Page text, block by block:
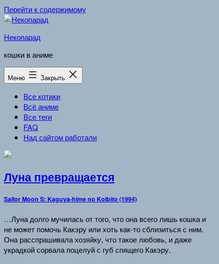
Перейти к содержимому
Некопарад
кошки в аниме
Меню Закрыть
Все котики
Всё аниме
Все теги
FAQ
Над сайтом работали
Луна превращается
Sailor Moon S: Kaguya-hime no Koibito (1994)
…Луна долго мучилась от того, что она всего лишь кошка и
не может помочь Какэру или хоть как-то сблизиться с ним.
Она расспрашивала хозяйку, что такое любовь, и даже
украдкой сорвала поцелуй с губ спящего Какэру.